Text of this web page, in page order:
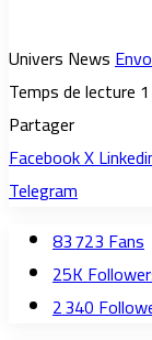
Univers News
Temps de lecture
Partager
FacebookX
Telegram
83 723Fans
25K
2 340